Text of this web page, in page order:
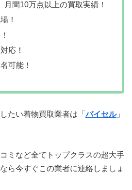
月間10万点以上の買取実績！
！
応！
可能！
たい着物買取業者は「バイセル」
ミなど全てトップクラスの超大手
ら今すぐこの業者に連絡しましょ